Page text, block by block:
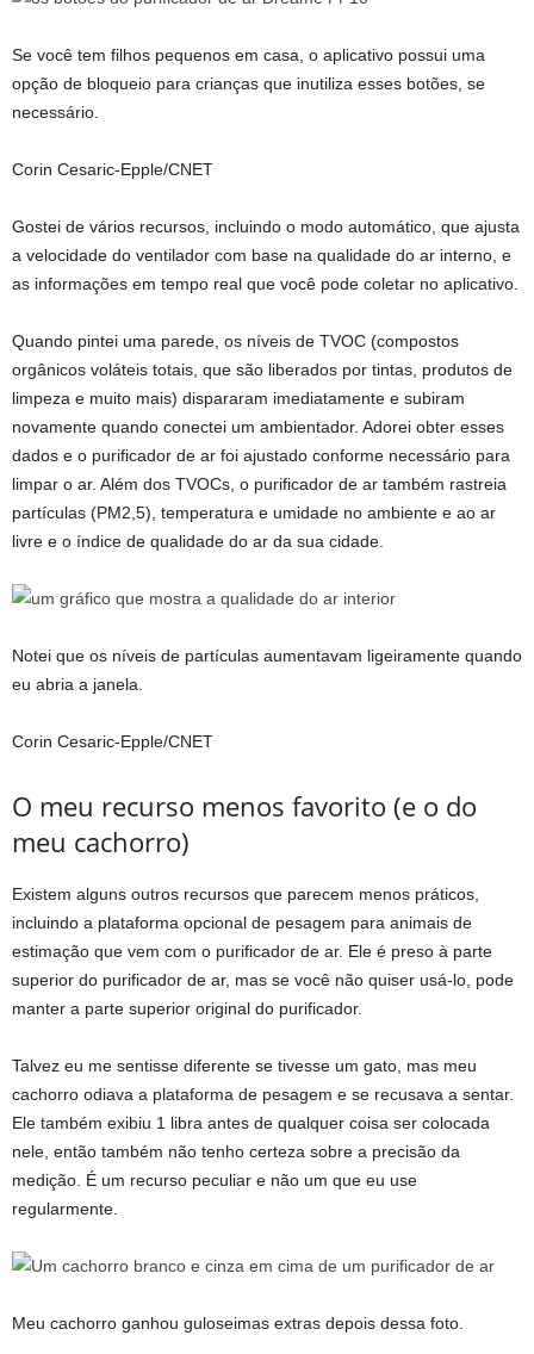
Se você tem filhos pequenos em casa, o aplicativo possui uma
opção de bloqueio para crianças que inutiliza esses botões, se
necessário.
Corin Cesaric-Epple/CNET
Gostei de vários recursos, incluindo o modo automático, que ajusta
a velocidade do ventilador com base na qualidade do ar interno, e
as informações em tempo real que você pode coletar no aplicativo.
Quando pintei uma parede, os níveis de TVOC (compostos
orgânicos voláteis totais, que são liberados por tintas, produtos de
limpeza e muito mais) dispararam imediatamente e subiram
novamente quando conectei um ambientador. Adorei obter esses
dados e o purificador de ar foi ajustado conforme necessário para
limpar o ar. Além dos TVOCs, o purificador de ar também rastreia
partículas (PM2,5), temperatura e umidade no ambiente e ao ar
livre e o índice de qualidade do ar da sua cidade.
Notei que os níveis de partículas aumentavam ligeiramente quando
eu abria a janela.
Corin Cesaric-Epple/CNET
O meu recurso menos favorito (e o do
meu cachorro)
Existem alguns outros recursos que parecem menos práticos,
incluindo a plataforma opcional de pesagem para animais de
estimação que vem com o purificador de ar. Ele é preso à parte
superior do purificador de ar, mas se você não quiser usá-lo, pode
manter a parte superior original do purificador.
Talvez eu me sentisse diferente se tivesse um gato, mas meu
cachorro odiava a plataforma de pesagem e se recusava a sentar.
Ele também exibiu 1 libra antes de qualquer coisa ser colocada
nele, então também não tenho certeza sobre a precisão da
medição. É um recurso peculiar e não um que eu use
regularmente.
Meu cachorro ganhou guloseimas extras depois dessa foto.